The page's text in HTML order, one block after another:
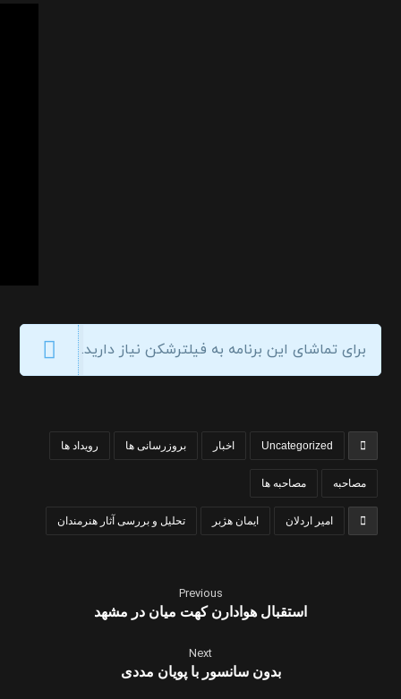
برای تماشای این برنامه به فیلترشکن نیاز دارید.
Uncategorized اخبار بروزرسانی ها رویداد ها
مصاحبه مصاحبه ها
امیر اردلان ایمان هژبر تحلیل و بررسی آثار هنرمندان
Previous
استقبال هوادارن کهت میان در مشهد
Next
بدون سانسور با پویان مددی